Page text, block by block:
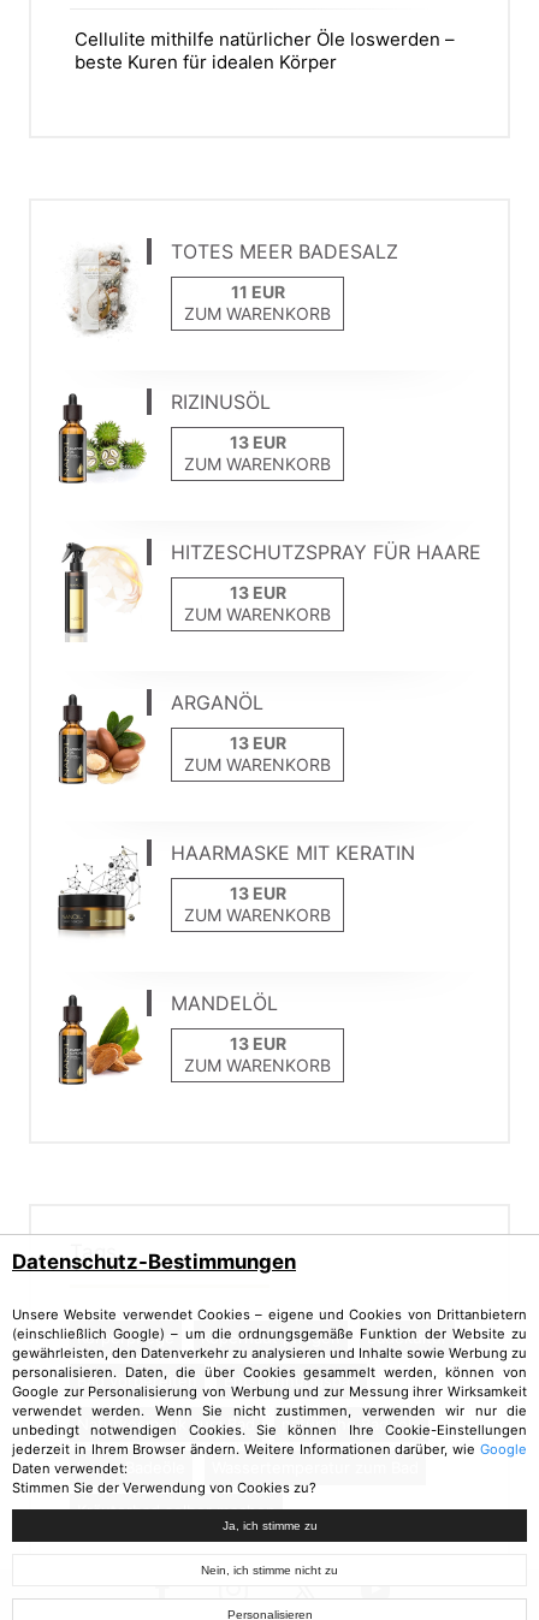
Cellulite mithilfe natürlicher Öle loswerden –
beste Kuren für idealen Körper
TOTES MEER BADESALZ
ZUM WARENKORB
RIZINUSÖL
ZUM WARENKORB
HITZESCHUTZSPRAY FÜR HAARE
ZUM WARENKORB
ARGANÖL
ZUM WARENKORB
HAARMASKE MIT KERATIN
ZUM WARENKORB
MANDELÖL
ZUM WARENKORB
Tags
Körperpflege Köperhaut pflegen Badekultur
Bad vorbereiten Entspannungsbad
Naturkosmetik zum Bad natürliche Badeöle
beste Badeöle
Kräuterbad selber machen
Datenschutz-Bestimmungen
Unsere Website verwendet Cookies – eigene und Cookies von Drittanbietern
(einschließlich Google) – um die ordnungsgemäße Funktion der Website zu
gewährleisten, den Datenverkehr zu analysieren und Inhalte sowie Werbung zu
personalisieren. Daten, die über Cookies gesammelt werden, können von
Google zur Personalisierung von Werbung und zur Messung ihrer Wirksamkeit
verwendet werden. Wenn Sie nicht zustimmen, verwenden wir nur die
unbedingt notwendigen Cookies. Sie können Ihre Cookie-Einstellungen
jederzeit in Ihrem Browser ändern. Weitere Informationen darüber, wie Google
Daten verwendet:
Stimmen Sie der Verwendung von Cookies zu?
Ja, ich stimme zu
Nein, ich stimme nicht zu
Personalisieren